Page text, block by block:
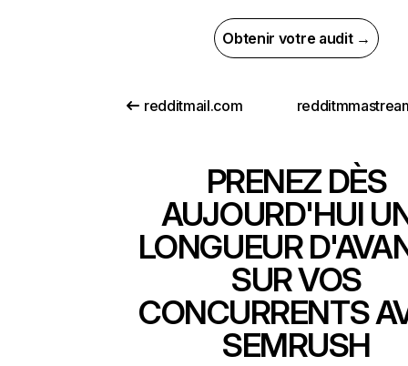
Obtenir votre audit →
redditmail.com
PRENEZ DÈS
AUJOURD'HUI
LONGUEUR
SUR VOS
CONCURRENTS
SEMRUSH